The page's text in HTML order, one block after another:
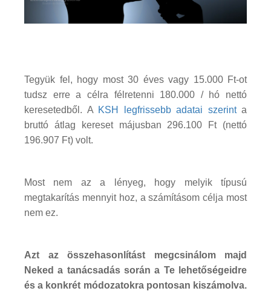
Tegyük fel, hogy most 30 éves vagy 15.000 Ft-ot
tudsz erre a célra félretenni 180.000 / hó nettó
keresetedből. A KSH legfrissebb adatai szerinta
bruttó átlag kereset májusban 296.100 Ft (nettó
196.907 Ft) volt.
Most nem az a lényeg, hogy melyik típusú
megtakarítás mennyit hoz, a számításom célja most
nem ez.
Azt az összehasonlítást megcsinálom majd
Neked a tanácsadás során a Te lehetőségeidre
és a konkrét módozatokra pontosan kiszámolva.